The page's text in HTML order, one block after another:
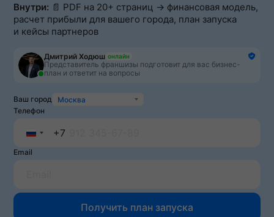
Внутри: 📄 PDF на 20+ страниц → финансовая модель,
расчет прибыли для вашего города, план запуска
и кейсы партнеров
Дмитрий Ходюш онлайн
Представитель франшизы подготовит для вас бизнес-
план и ответит на вопросы
Ваш город
Москва
Телефон
+7
Email
Получить план запуска